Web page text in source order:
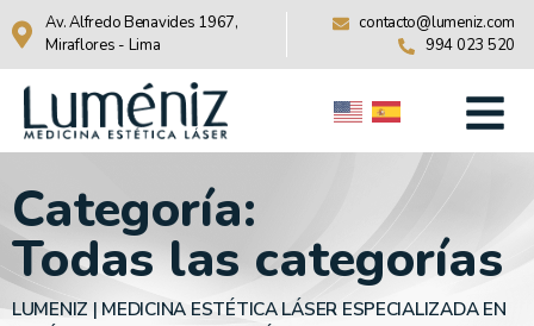
Av. Alfredo Benavides 1967,
Miraflores - Lima
contacto@lumeniz.com
994 023 520
Categoría:
Todas las categorías
LUMENIZ | MEDICINA ESTÉTICA LÁSER ESPECIALIZADA EN